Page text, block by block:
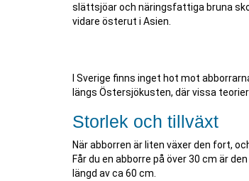
slättsjöar och näringsfattiga bruna
vidare österut i Asien.
I Sverige finns inget hot mot
längs Östersjökusten, där vissa
Storlek och tillväxt
När abborren är liten växer den fort,
Får du en abborre på över 30 cm är
längd av ca 60 cm.